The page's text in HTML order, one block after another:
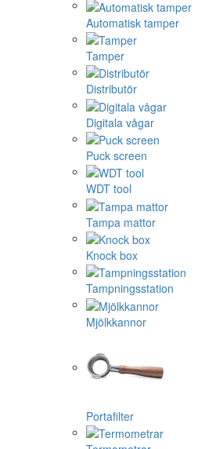
Automatisk tamper
Tamper
Distributör
Digitala vågar
Puck screen
WDT tool
Tampa mattor
Knock box
Tampningsstation
Mjölkkannor
Portafilter